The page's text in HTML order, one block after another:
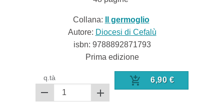
Collana:
Il germoglio
Autore: Diocesi di Cefalù
isbn: 9788892871793
Prima edizione
q.tà 6,90 €